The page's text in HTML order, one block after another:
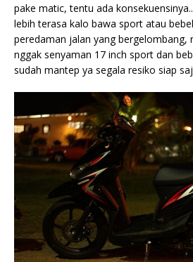
pake matic, tentu ada
lebih terasa kalo bawa sport atau
peredaman jalan yang bergelombang,
nggak senyaman 17 inch sport dan
sudah mantep ya segala resiko siap